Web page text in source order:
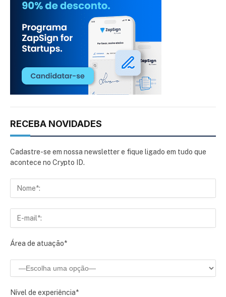
RECEBA NOVIDADES
Cadastre-se em nossa newsletter e fique ligado em tudo que
acontece no Crypto ID.
Área de atuação*
Nível de experiência*